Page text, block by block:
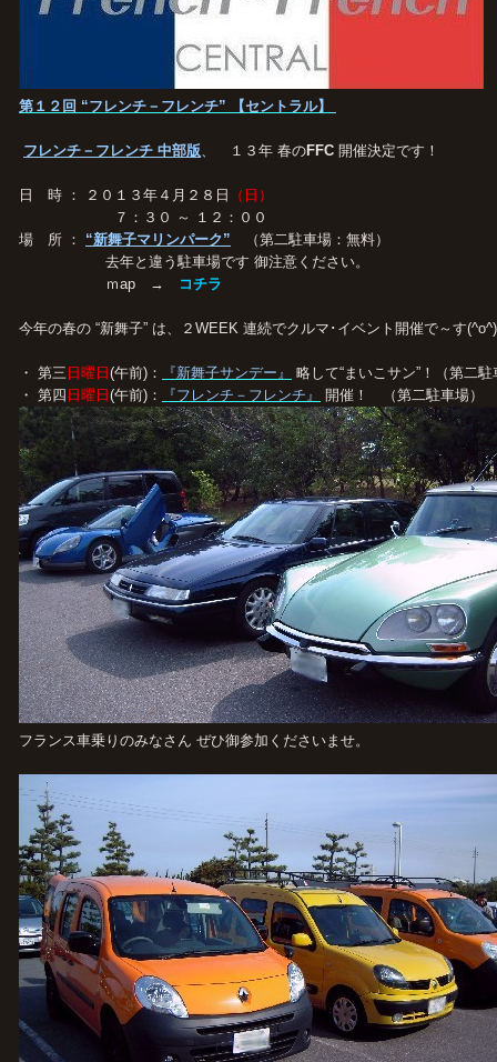
第１２回 “フレンチ－フレンチ” 【セントラル】
フレンチ－フレンチ 中部版 、 １３年 春のFFC 開催決定です！
日 時 ： ２０１３年４月２８日
（日）
７：３０ ～ １２：００
場 所 ： “新舞子マリンパーク” （第二駐車場：無料）
去年と違う駐車場です 御注意ください。
ｍap →
コチラ
今年の春の “新舞子” は、２WEEK 連続でクルマ･イベント開催で～す
・ 第三 日曜日(午前)： 『新舞子サンデー』
略して“まいこサン”！（第二
・ 第四 日曜日(午前)： 『フレンチ－フレンチ』 開催！ （第二駐車場）
フランス車乗りのみなさん ぜひ御参加くださいませ。